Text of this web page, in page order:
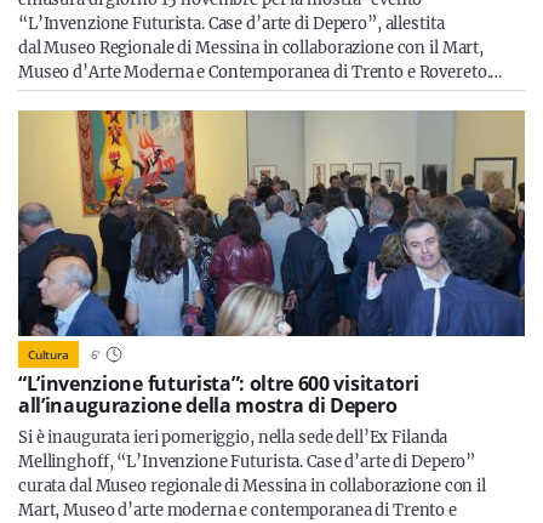
“L’Invenzione Futurista. Case d’arte di Depero”, allestita
dal Museo Regionale di Messina in collaborazione con il Mart,
Museo d’Arte Moderna e Contemporanea di Trento e Rovereto.…
Cultura 6'
“L’invenzione futurista”: oltre 600 visitatori
all’inaugurazione della mostra di Depero
Si è inaugurata ieri pomeriggio, nella sede dell’Ex Filanda
Mellinghoff, “L’Invenzione Futurista. Case d’arte di Depero”
curata dal Museo regionale di Messina in collaborazione con il
Mart, Museo d’arte moderna e contemporanea di Trento e